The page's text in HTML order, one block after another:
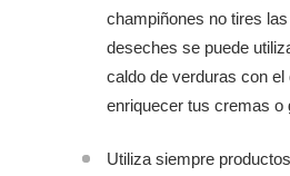
champiñones no tires
deseches se puede
caldo de verduras con el
enriquecer tus cremas o
Utiliza siempre